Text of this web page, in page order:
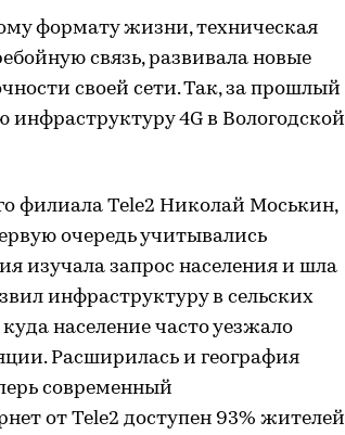
формату жизни, техническая
связь, развивала новые
своей сети. Так, за прошлый
инфраструктуру 4G в Вологодской
филиала Tele2 Николай Моськин,
очередь учитывались
изучала запрос населения и шла
инфраструктуру в сельских
население часто уезжало
Расширилась и география
современный
от Tele2 доступен 93% жителей